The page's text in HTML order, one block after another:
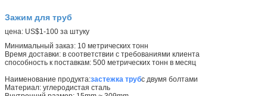
Зажим для труб
цена: US$1-100 за штуку
Минимальный заказ: 10 метрических тонн
Время доставки: в соответствии с требованиями клиента
способность к поставкам: 500 метрических тонн в месяц
Наименование продукта:застежка трубс двумя болтами
Материал: углеродистая сталь